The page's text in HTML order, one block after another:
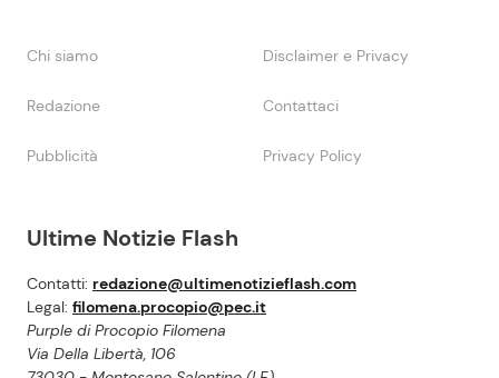
Ultime Notizie Flash
Contatti: redazione@ultimenotizieflash.com
Legal: filomena.procopio@pec.it
Purple di Procopio Filomena
Via Della Libertà, 106
Chi siamo Disclaimer e Privacy
Redazione Contattaci
Pubblicità Privacy Policy